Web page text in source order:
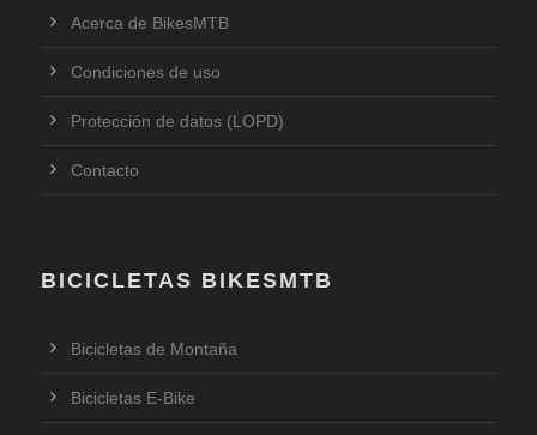
Acerca de BikesMTB
Condiciones de uso
Protección de datos (LOPD)
Contacto
BICICLETAS BIKESMTB
Bicicletas de Montaña
Bicicletas E-Bike